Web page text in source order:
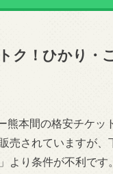
ク！ひかり・
熊本間の格安チケッ
売されていますが、
より条件が不利です。